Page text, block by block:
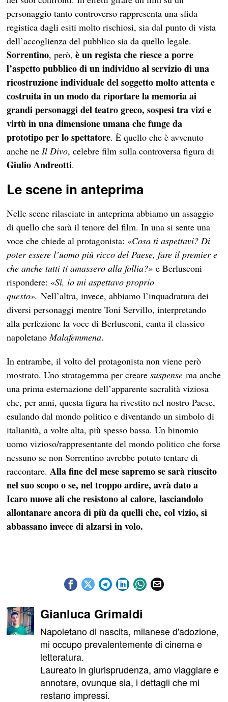
personaggio tanto controverso rappresenta una sfida
registica dagli esiti molto rischiosi, sia dal punto di vista
dell’accoglienza del pubblico sia da quello legale.
Sorrentino, però,è un regista che riesce a porre
l’aspetto pubblico di un individuo al servizio di una
ricostruzione individuale del soggetto molto attenta e
costruita in un modo da riportare la memoria ai
grandi personaggi del teatro greco, sospesi tra vizi e
virtù in una dimensione umana che funge da
prototipo per lo spettatore. È quello che è avvenuto
anche neIl Divo, celebre film sulla controversa figura di
Giulio Andreotti.
Le scene in anteprima
Nelle scene rilasciate in anteprima abbiamo un assaggio
di quello che sarà il tenore del film. In una si sente una
voce che chiede al protagonista: «Cosa ti aspettavi? Di
poter essere l’uomo più ricco del Paese, fare il premier e
che anche tutti ti amassero alla follia?» e Berlusconi
rispondere: «Sì, io mi aspettavo proprio
questo». Nell’altra, invece, abbiamo l’inquadratura dei
diversi personaggi mentre Toni Servillo, interpretando
alla perfezione la voce di Berlusconi, canta il classico
napoletanoMalafemmena.
In entrambe, il volto del protagonista non viene però
mostrato. Uno stratagemma per crearesuspense ma anche
una prima esternazione dell’apparente sacralità viziosa
che, per anni, questa figura ha rivestito nel nostro Paese,
esulando dal mondo politico e diventando un simbolo di
italianità, a volte alta, più spesso bassa. Un binomio
uomo vizioso/rappresentante del mondo politico che forse
nessuno se non Sorrentino avrebbe potuto tentare di
raccontare.Alla fine del mese sapremo se sarà riuscito
nel suo scopo o se, nel troppo ardire, avrà dato a
Icaro nuove ali che resistono al calore, lasciandolo
allontanare ancora di più da quelli che, col vizio, si
abbassano invece di alzarsi in volo.
Gianluca Grimaldi
Napoletano di nascita, milanese d'adozione,
mi occupo prevalentemente di cinema e
letteratura.
Laureato in giurisprudenza, amo viaggiare e
annotare, ovunque sia, i dettagli che mi
restano impressi.